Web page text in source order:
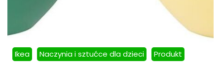
Ikea Naczynia i sztućce dla dzieci Produkt